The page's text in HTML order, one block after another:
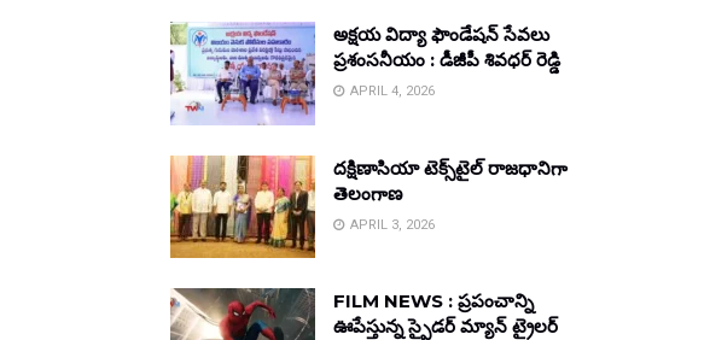
అక్షయ విద్యా ఫౌండేషన్ సేవలు
ప్రశంసనీయం : డీజీపీ శివధర్ రెడ్డి
APRIL 4, 2026
దక్షిణాసియా టెక్స్‌టైల్ రాజధానిగా
తెలంగాణ
APRIL 3, 2026
FILM NEWS : ప్రపంచాన్ని
ఊపేస్తున్న స్పైడర్ మ్యాన్ ట్రైలర్